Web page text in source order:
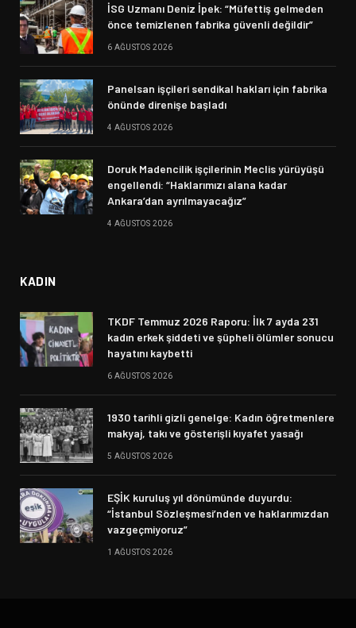
İSG Uzmanı Deniz İpek: “Müfettiş gelmeden
önce temizlenen fabrika güvenli değildir”
6 AĞUSTOS 2026
Panelsan işçileri sendikal hakları için fabrika
önünde direnişe başladı
4 AĞUSTOS 2026
Doruk Madencilik işçilerinin Meclis yürüyüşü
engellendi: “Haklarımızı alana kadar
Ankara’dan ayrılmayacağız”
4 AĞUSTOS 2026
KADIN
TKDF Temmuz 2026 Raporu: İlk 7 ayda 231
kadın erkek şiddeti ve şüpheli ölümler sonucu
hayatını kaybetti
6 AĞUSTOS 2026
1930 tarihli gizli genelge: Kadın öğretmenlere
makyaj, takı ve gösterişli kıyafet yasağı
5 AĞUSTOS 2026
EŞİK kuruluş yıl dönümünde duyurdu:
“İstanbul Sözleşmesi’nden ve haklarımızdan
vazgeçmiyoruz”
1 AĞUSTOS 2026